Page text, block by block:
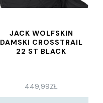
JACK WOLFSKIN
DAMSKI CROSSTRAIL
22 ST BLACK
449,99ZŁ